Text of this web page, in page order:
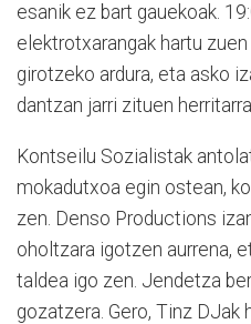
esanik ez bart gauekoak.
elektrotxarangak hartu
girotzeko ardura, eta asko
dantzan jarri zituen
Kontseilu Sozialistak
mokadutxoa egin ostean,
zen. Denso Productions
oholtzara igotzen aurrena,
taldea igo zen. Jendetza
gozatzera. Gero, Tinz DJak